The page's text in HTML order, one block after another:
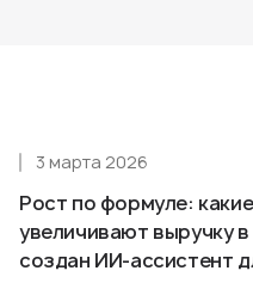
Рост по формуле:
увеличивают выручку в
создан ИИ-ассистент
3 марта 2026